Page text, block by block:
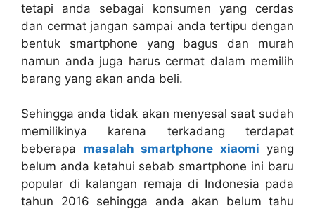
tetapi anda sebagai konsumen yang cerdas
dan cermat jangan sampai anda tertipu dengan
bentuk smartphone yang bagus dan murah
namun anda juga harus cermat dalam memilih
barang yang akan anda beli.
Sehingga anda tidak akan menyesal saat sudah
memilikinya karena terkadang terdapat
beberapa masalah smartphone xiaomi yang
belum anda ketahui sebab smartphone ini baru
popular di kalangan remaja di Indonesia pada
tahun 2016 sehingga anda akan belum tahu